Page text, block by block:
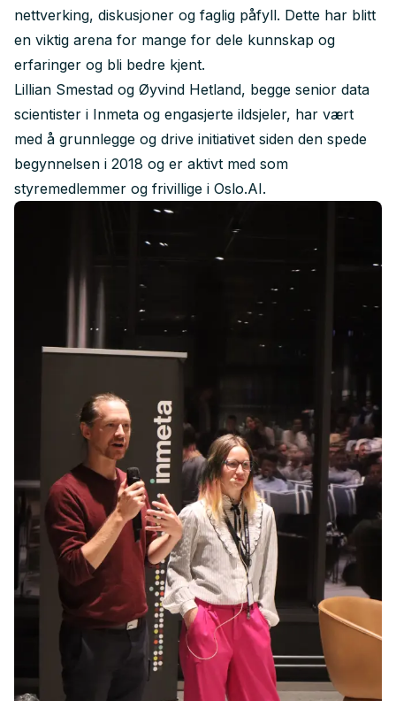
nettverking, diskusjoner og faglig påfyll. Dette har blitt
en viktig arena for mange for dele kunnskap og
erfaringer og bli bedre kjent.
Lillian Smestad og Øyvind Hetland, begge senior data
scientister i Inmeta og engasjerte ildsjeler, har vært
med å grunnlegge og drive initiativet siden den spede
begynnelsen i 2018 og er aktivt med som
styremedlemmer og frivillige i Oslo.AI.